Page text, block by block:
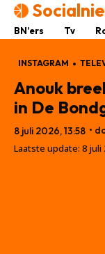
BN’ers Tv
INSTAGRAM
Anouk
in De
8 juli 2026, 13:58 •
Laatste update: 8 juli